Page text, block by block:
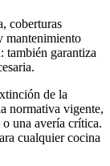
coberturas
mantenimiento
también garantiza
de la
normativa vigente,
una avería crítica.
cualquier cocina